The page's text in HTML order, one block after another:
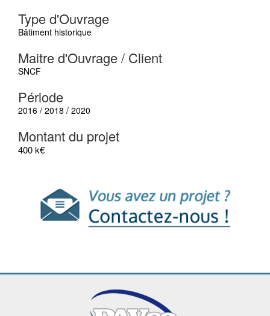
Type d'Ouvrage
Bâtiment historique
Maitre d'Ouvrage / Client
SNCF
Période
2016 / 2018 / 2020
Montant du projet
400 k€